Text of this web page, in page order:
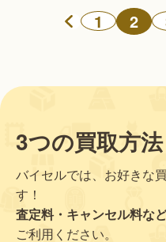
1 2
3つの買取方法
バイセルでは、お好きな
す！
査定料・キャンセル料な
ご利用ください。